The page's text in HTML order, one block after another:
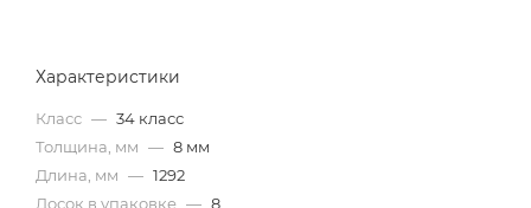
Характеристики
Класс — 34 класс
Толщина, мм — 8 мм
Длина, мм — 1292
Досок в упаковке — 8